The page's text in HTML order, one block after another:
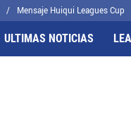
Mensaje Huiqui Leagues Cup
ULTIMAS NOTICIAS